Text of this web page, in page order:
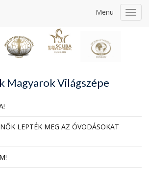
Menu
Magyarok Világszépe
LEPTÉK MEG AZ ÓVODÁSOKAT